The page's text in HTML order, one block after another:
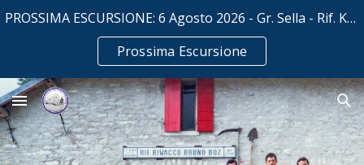
PROSSIMA ESCURSIONE: 6 Agosto 2026 - Gr. Sella - Rif. Kostner mt. 2500
Prossima Escursione